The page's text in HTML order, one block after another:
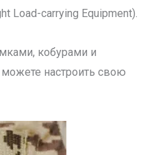
Load-carrying Equipment).
кобурами и
настроить свою